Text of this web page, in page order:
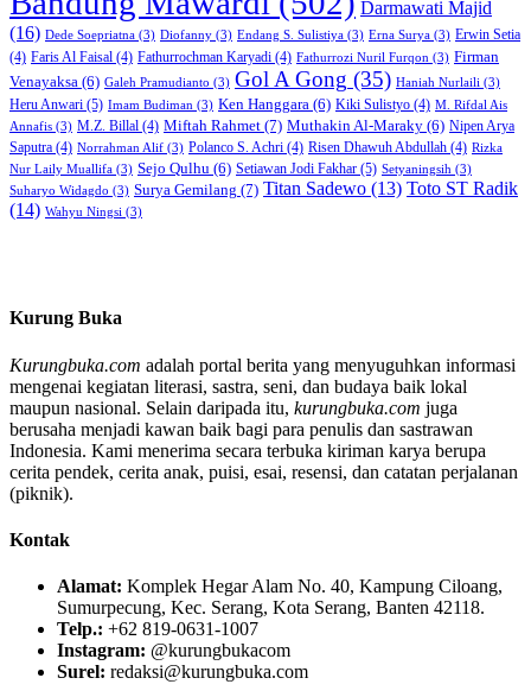
Darmawati Majid
(16) Dede Soepriatna (3) Diofanny (3) Endang S. Sulistiya (3) Erna Surya (3) Erwin Setia
(4) Faris Al Faisal (4) Fathurrochman Karyadi (4) Fathurrozi Nuril Furqon (3) Firman
Venayaksa (6) Galeh Pramudianto (3) Gol A Gong (35) Haniah Nurlaili (3)
Heru Anwari (5) Imam Budiman (3) Ken Hanggara (6) Kiki Sulistyo (4) M. Rifdal Ais
Annafis (3) M.Z. Billal (4) Miftah Rahmet (7) Muthakin Al-Maraky (6) Nipen Arya
Saputra (4) Norrahman Alif (3) Polanco S. Achri (4) Risen Dhawuh Abdullah (4) Rizka
Nur Laily Muallifa (3) Sejo Qulhu (6) Setiawan Jodi Fakhar (5) Setyaningsih (3)
Suharyo Widagdo (3) Surya Gemilang (7) Titan Sadewo (13) Toto ST Radik
(14) Wahyu Ningsi (3)
Kurung Buka
Kurungbuka.com adalah portal berita yang menyuguhkan informasi
mengenai kegiatan literasi, sastra, seni, dan budaya baik lokal
maupun nasional. Selain daripada itu, kurungbuka.com juga
berusaha menjadi kawan baik bagi para penulis dan sastrawan
Indonesia. Kami menerima secara terbuka kiriman karya berupa
cerita pendek, cerita anak, puisi, esai, resensi, dan catatan perjalanan
(piknik).
Kontak
Alamat: Komplek Hegar Alam No. 40, Kampung Ciloang,
Sumurpecung, Kec. Serang, Kota Serang, Banten 42118.
Telp.: +62 819-0631-1007
Instagram: @kurungbukacom
Surel: redaksi@kurungbuka.com